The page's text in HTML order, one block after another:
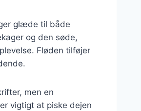
glæde til både
og den søde,
Fløden tilføjer
men en
vigtigt at piske dejen